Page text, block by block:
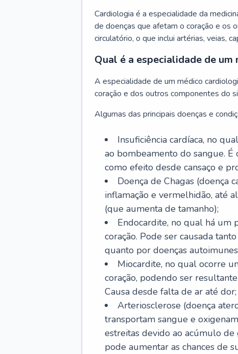
Cardiologia é a especialidade da
de doenças que afetam o coração e os
circulatório, o que inclui artérias, veias,
Qual é a especialidade de
A especialidade de um médico
coração e dos outros componentes do
Algumas das principais doenças e
Insuficiência cardíaca, no
ao bombeamento do sangue.
como efeito desde cansaço e
Doença de Chagas (doença
inflamação e vermelhidão, até
(que aumenta de tamanho);
Endocardite, no qual há um
coração. Pode ser causada
quanto por doenças
Miocardite, no qual ocorre
coração, podendo ser
Causa desde falta de ar até dor;
Arteriosclerose (doença
transportam sangue e
estreitas devido ao acúmulo
pode aumentar as chances de